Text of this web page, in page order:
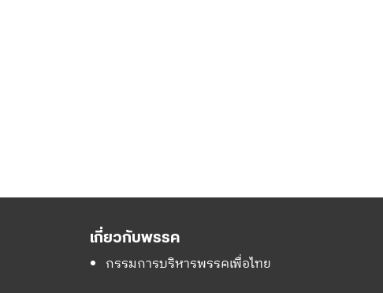
เกี่ยวกับพรรค
กรรมการบริหารพรรคเพื่อไทย